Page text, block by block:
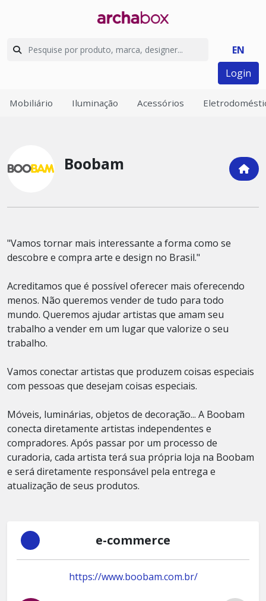
EN
Login
Mobiliário Iluminação Acessórios
Boobam
"Vamos tornar mais interessante a forma como se
descobre e compra arte e design no Brasil."
Acreditamos que é possível oferecer mais oferecendo
menos. Não queremos vender de tudo para todo
mundo. Queremos ajudar artistas que amam seu
trabalho a vender em um lugar que valorize o seu
trabalho.
Vamos conectar artistas que produzem coisas especiais
com pessoas que desejam coisas especiais.
Móveis, luminárias, objetos de decoração... A Boobam
conecta diretamente artistas independentes e
compradores. Após passar por um processo de
curadoria, cada artista terá sua própria loja na Boobam
e será diretamente responsável pela entrega e
atualização de seus produtos.
e-commerce
https://www.boobam.com.br/